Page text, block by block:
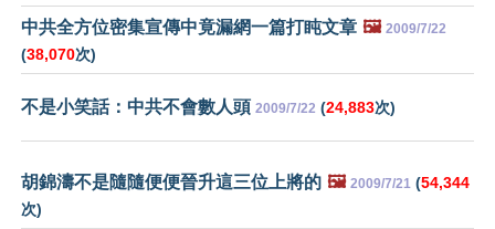
中共全方位密集宣傳中竟漏網一篇打盹文章 🖼️ 2009/7/22
(38,070次)
不是小笑話：中共不會數人頭 2009/7/22 (24,883次)
胡錦濤不是隨隨便便晉升這三位上將的 🖼️ 2009/7/21 (54,344
次)